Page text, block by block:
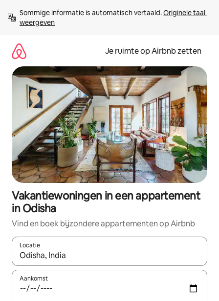
direct
naar
Sommige informatie is automatisch vertaald. Originele taal
weergeven
Je ruimte op Airbnb zetten
Vakantiewoningen in een appartement
in Odisha
Vind en boek bijzondere appartementen op Airbnb
Locatie
Wanneer er suggesties beschikbaar zijn, maak je een keuze
Aankomst